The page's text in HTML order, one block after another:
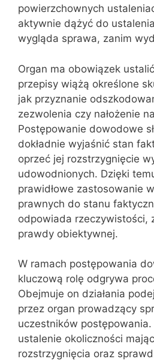
powierzchownych
aktywnie dążyć do
wygląda sprawa, zanim
Organ ma obowiązek
przepisy wiążą określone
jak przyznanie
zezwolenia czy nałożenie
Postępowanie dowodowe
dokładnie wyjaśnić stan
oprzeć jej rozstrzygnięcie
udowodnionych. Dzięki
prawidłowe zastosowanie
prawnych do stanu
odpowiada rzeczywistości,
prawdy obiektywnej.
W ramach postępowania
kluczową rolę odgrywa
Obejmuje on działania
przez organ prowadzący
uczestników
ustalenie okoliczności
rozstrzygnięcia oraz